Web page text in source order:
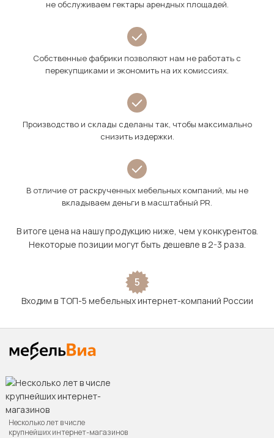
не обслуживаем гектары арендных площадей.
Собственные фабрики позволяют нам не работать с
перекупщиками и экономить на их комиссиях.
Производство и склады сделаны так, чтобы максимально
снизить издержки.
В отличие от раскрученных мебельных компаний, мы не
вкладываем деньги в масштабный PR.
В итоге цена на нашу продукцию ниже, чем у конкурентов.
Некоторые позиции могут быть дешевле в 2-3 раза.
5
Входим в ТОП-5 мебельных интернет-компаний России
Несколько лет в числе
крупнейших интернет-магазинов